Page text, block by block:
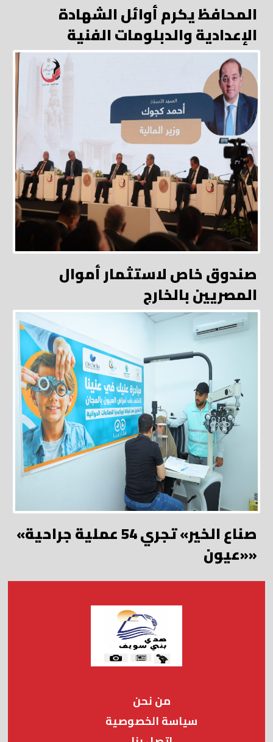
المحافظ يكرم أوائل الشهادة
الإعدادية والدبلومات الفنية
صندوق خاص لاستثمار أموال
المصريين بالخارج
«صناع الخير» تجري 54 عملية جراحية
«عيون»
من نحن
سياسة الخصوصية